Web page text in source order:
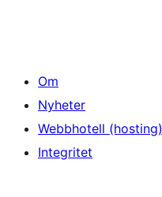
Om
Nyheter
Webbhotell (hosting)
Integritet